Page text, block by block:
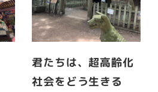
君たちは、超高齢化
社会をどう生きる